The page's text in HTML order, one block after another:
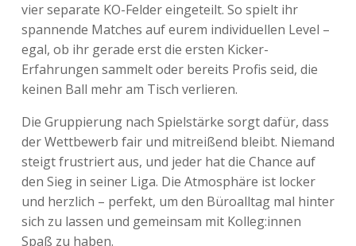
vier separate KO-Felder eingeteilt. So spielt ihr
spannende Matches auf eurem individuellen Level –
egal, ob ihr gerade erst die ersten Kicker-
Erfahrungen sammelt oder bereits Profis seid, die
keinen Ball mehr am Tisch verlieren.
Die Gruppierung nach Spielstärke sorgt dafür, dass
der Wettbewerb fair und mitreißend bleibt. Niemand
steigt frustriert aus, und jeder hat die Chance auf
den Sieg in seiner Liga. Die Atmosphäre ist locker
und herzlich – perfekt, um den Büroalltag mal hinter
sich zu lassen und gemeinsam mit Kolleg:innen
Spaß zu haben.